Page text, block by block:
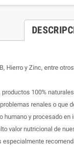
Hierro y Zinc, entre
100%
renales o que
humano y procesado
valor nutricional de